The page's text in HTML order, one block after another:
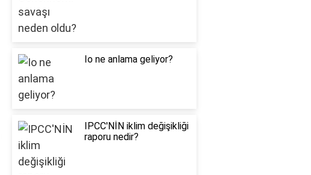
Io ne anlama geliyor?
IPCC'NİN iklim değişikliği
raporu nedir?